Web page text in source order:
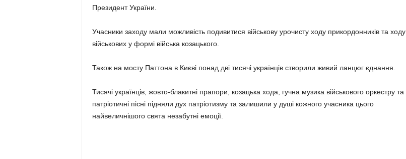
Президент України.
Учасники заходу мали можливість подивитися військову урочисту ходу прикордонників та ходу
військових у формі війська козацького.
Також на мосту Паттона в Києві понад дві тисячі українців створили живий ланцюг єднання.
Тисячі українців, жовто-блакитні прапори, козацька хода, гучна музика військового оркестру та
патріотичні пісні підняли дух патріотизму та залишили у душі кожного учасника цього
найвеличнішого свята незабутні емоції.